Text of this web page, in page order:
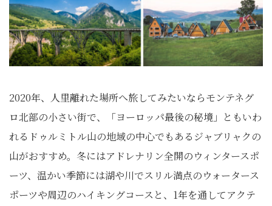
2020年、人里離れた場所へ旅してみたいならモンテネグ
ロ北部の小さい街で、「ヨーロッパ最後の秘境」ともいわ
れるドゥルミトル山の地域の中心でもあるジャブリャクの
山がおすすめ。冬にはアドレナリン全開のウィンタースポ
ーツ、温かい季節には湖や川でスリル満点のウォータース
ポーツや周辺のハイキングコースと、1年を通してアクテ